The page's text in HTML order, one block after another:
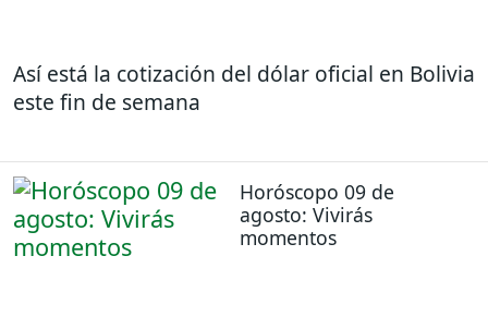
Así está la cotización del dólar oficial en Bolivia
este fin de semana
Horóscopo 09 de
agosto: Vivirás
momentos